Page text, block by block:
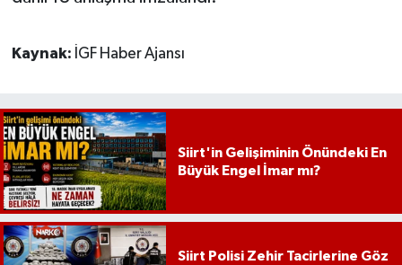
Kaynak: İGF Haber Ajansı
Siirt'in Gelişiminin Önündeki En
Büyük Engel İmar mı?
Siirt Polisi Zehir Tacirlerine Göz